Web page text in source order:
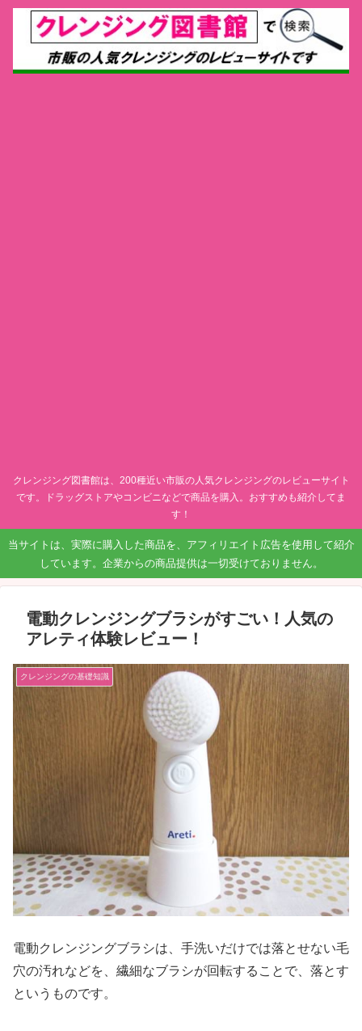
クレンジング図書館は、200種近い市販の人気クレンジングのレビューサイト
です。ドラッグストアやコンビニなどで商品を購入。おすすめも紹介してま
す！
当サイトは、実際に購入した商品を、アフィリエイト広告を使用して紹介
しています。企業からの商品提供は一切受けておりません。
電動クレンジングブラシがすごい！人気の
アレティ体験レビュー！
クレンジングの基礎知識
電動クレンジングブラシは、手洗いだけでは落とせない毛
穴の汚れなどを、繊細なブラシが回転することで、落とす
というものです。